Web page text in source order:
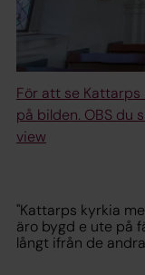
För att se
på bilden. OBS du
view
"Kattarps kyrkia
äro bygd e ute på
långt ifrån de